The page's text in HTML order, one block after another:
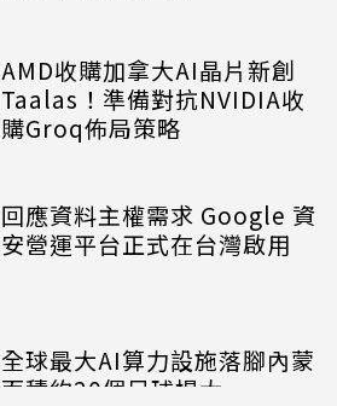
AMD收購加拿大AI晶片新創
Taalas！準備對抗NVIDIA收
購Groq佈局策略
回應資料主權需求 Google 資
安營運平台正式在台灣啟用
全球最大AI算力設施落腳內蒙
面積約20個足球場大